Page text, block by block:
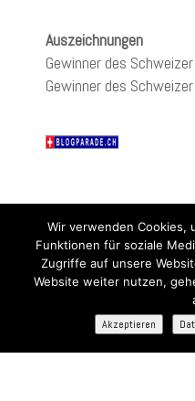
Auszeichnungen
Gewinner des
Gewinner des
Wir verwenden Cookies,
Funktionen für soziale
Zugriffe auf unsere
Website weiter nutzen,
Akzeptieren